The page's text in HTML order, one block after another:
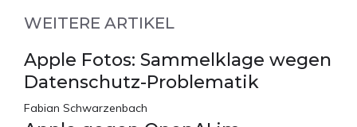
WEITERE ARTIKEL
Apple Fotos: Sammelklage wegen
Datenschutz-Problematik
Fabian Schwarzenbach